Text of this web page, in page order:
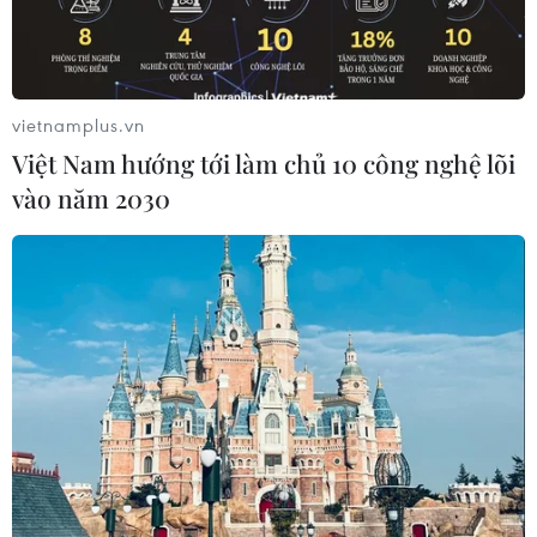
chính thức.
Văn phòng Tổng thống Hàn Quốc. (Nguồn: KBS)
Ngày 18/2, Văn phòng Tổng thống Hàn Quốc ra
thông cáo báo chí bày tỏ hy vọng mối quan hệ
ngoại giao vừa chính thức thiết lập với Cuba sẽ
vietnamplus.vn
Việt Nam hướng tới làm chủ 10 công nghệ lõi
vào năm 2030